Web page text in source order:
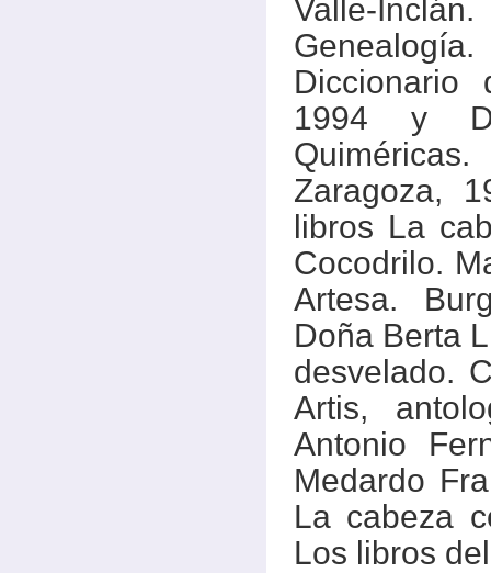
Valle-
Diccionario
1994 y
Zaragoza,
libros La
Cocodrilo.
Artesa.
Doña Berta
desvelado.
Artis,
Antonio
Medardo
La cabeza
Los libros